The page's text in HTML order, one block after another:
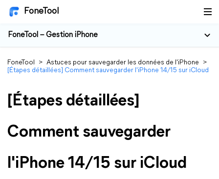
FoneTool
FoneTool – Gestion iPhone
FoneTool > Astuces pour sauvegarder les données de l'iPhone
>
[Étapes détaillées] Comment sauvegarder l'iPhone 14/15 sur iCloud
[Étapes détaillées]
Comment sauvegarder
l'iPhone 14/15 sur iCloud